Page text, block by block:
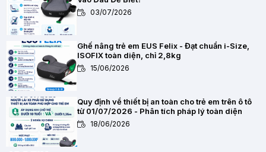
03/07/2026
Ghế nâng trẻ em EUS Felix - Đạt chuẩn i-Size,
ISOFIX toàn diện, chỉ 2,8kg
15/06/2026
Quy định về thiết bị an toàn cho trẻ em trên ô tô
từ 01/07/2026 - Phân tích pháp lý toàn diện
18/06/2026